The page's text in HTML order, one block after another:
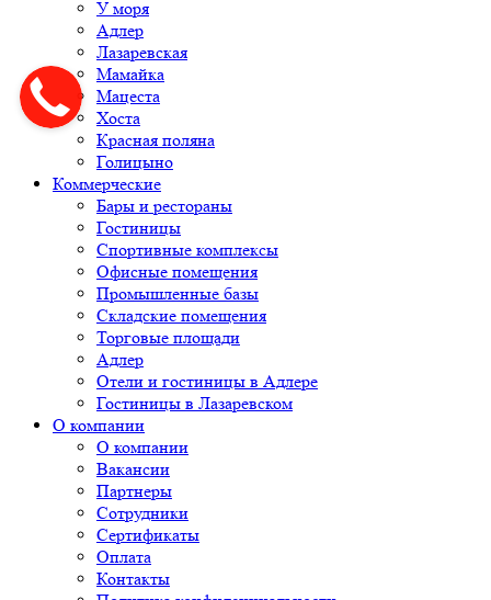
У моря
Адлер
Лазаревская
Мамайка
Мацеста
Хоста
Красная поляна
Голицыно
Коммерческие
Бары и рестораны
Гостиницы
Спортивные комплексы
Офисные помещения
Промышленные базы
Складские помещения
Торговые площади
Адлер
Отели и гостиницы в Адлере
Гостиницы в Лазаревском
О компании
О компании
Вакансии
Партнеры
Сотрудники
Сертификаты
Оплата
Контакты